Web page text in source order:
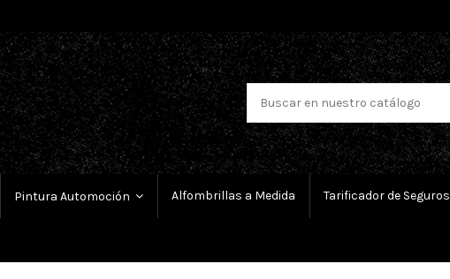
Pintura Automoción Alfombrillas a Medida Tarificador de Seguros